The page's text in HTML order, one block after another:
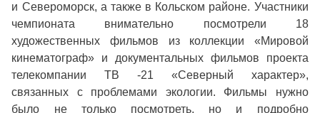
и Североморск, а также в Кольском районе. Участники
чемпионата внимательно посмотрели 18
художественных фильмов из коллекции «Мировой
кинематограф» и документальных фильмов проекта
телекомпании ТВ -21 «Северный характер»,
связанных с проблемами экологии. Фильмы нужно
было не только посмотреть, но и подробно